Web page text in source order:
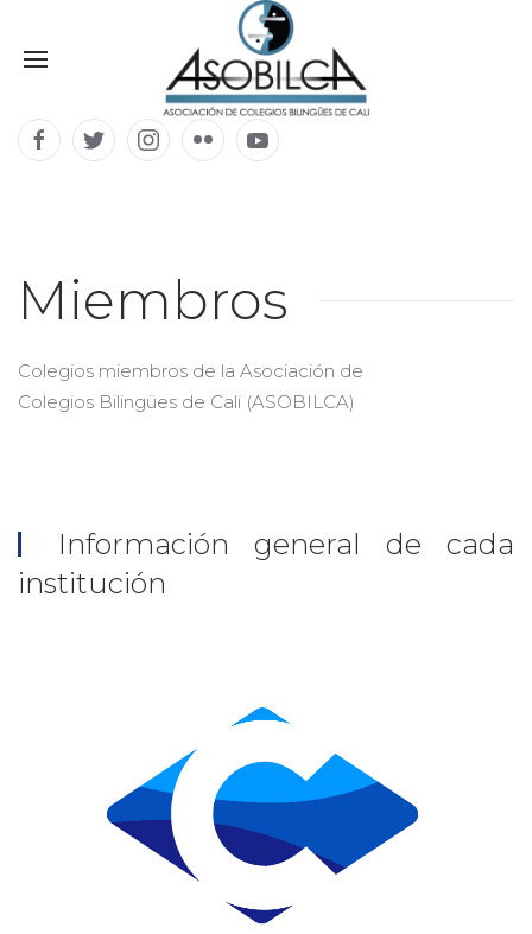
Miembros
Colegios miembros de la Asociación de
Colegios Bilingües de Cali (ASOBILCA)
Información general de cada
institución